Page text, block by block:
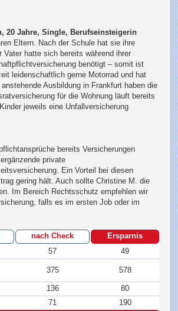
20 Jahre, Single, Berufseinsteigerin
Eltern. Nach der Schule hat sie ihre
hatte sich bereits während ihrer
benötigt – somit ist
leidenschaftlich gerne Motorrad und hat
Ausbildung in Frankfurt haben die
für die Wohnung läuft bereits
jeweils eine Unfallversicherung
bereits Versicherungen
private
Ein Vorteil bei diesen
gering hält. Auch sollte Christine M. die
Im Bereich Rechtsschutz empfehlen wir
falls es im ersten Job oder im
nach Check
Ersparnis
57
49
375 578
136
80
71
190